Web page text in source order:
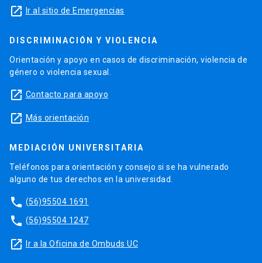
launch Ir al sitio de Emergencias
DISCRIMINACIÓN Y VIOLENCIA
Orientación y apoyo en casos de discriminación, violencia de
género o violencia sexual.
launch Contacto para apoyo
launch Más orientación
MEDIACIÓN UNIVERSITARIA
Teléfonos para orientación y consejo si se ha vulnerado
alguno de tus derechos en la universidad.
phone (56)95504 1691
phone (56)95504 1247
launch Ir a la Oficina de Ombuds UC